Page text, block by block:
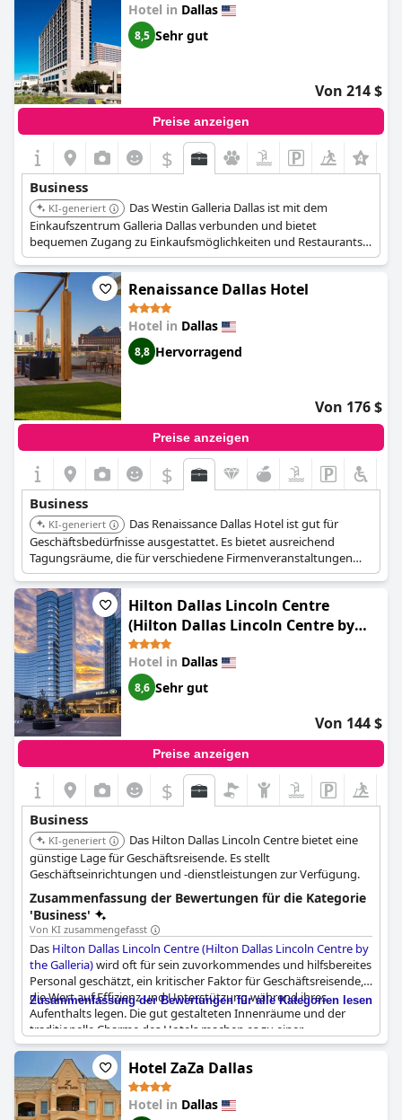
Hotel in Dallas
8,5 Sehr gut
Von 214 $
Preise anzeigen
$
Business
KI-generiert
Das Westin Galleria Dallas ist mit dem
Einkaufszentrum Galleria Dallas verbunden und bietet
bequemen Zugang zu Einkaufsmöglichkeiten und Restaurants.
Es bietet Geschäftseinrichtungen und -dienstleistungen.
Renaissance Dallas Hotel
Hotel in Dallas
8,8 Hervorragend
Von 176 $
Preise anzeigen
$
Business
KI-generiert
Das Renaissance Dallas Hotel ist gut für
Geschäftsbedürfnisse ausgestattet. Es bietet ausreichend
Tagungsräume, die für verschiedene Firmenveranstaltungen
und Konferenzen geeignet sind.
Hilton Dallas Lincoln Centre
(Hilton Dallas Lincoln Centre by
the Galleria)
Hotel in Dallas
8,6 Sehr gut
Von 144 $
Preise anzeigen
$
Business
KI-generiert
Das Hilton Dallas Lincoln Centre bietet eine
günstige Lage für Geschäftsreisende. Es stellt
Geschäftseinrichtungen und -dienstleistungen zur Verfügung.
Zusammenfassung der Bewertungen für die Kategorie
'Business'
Von KI zusammengefasst
Das Hilton Dallas Lincoln Centre (Hilton Dallas Lincoln Centre by
the Galleria)wird oft für sein zuvorkommendes und hilfsbereites
Personal geschätzt, ein kritischer Faktor für Geschäftsreisende,
die Wert auf Effizienz und Unterstützung während ihres
Aufenthalts legen. Die gut gestalteten Innenräume und der
traditionelle Charme des Hotels machen es zu einer
komfortablen Umgebung für Berufstätige. Obwohl es nicht
speziell als Business-Hotel vermarktet wird, verfügt es über
Einrichtungen, die auf Geschäftskonferenzen zugeschnitten sind
und ausreichend Platz und ein förderliches Umfeld für Meetings
bieten.
Zusammenfassung der Bewertungen für alle Kategorien lesen
Hotel ZaZa Dallas
Hotel in Dallas